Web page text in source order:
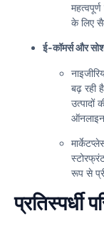
के लिए
ई-कॉमर्स और
बढ़ रही
उत्पादों
ऑनलाइन
रूप से
प्रतिस्पर्धी